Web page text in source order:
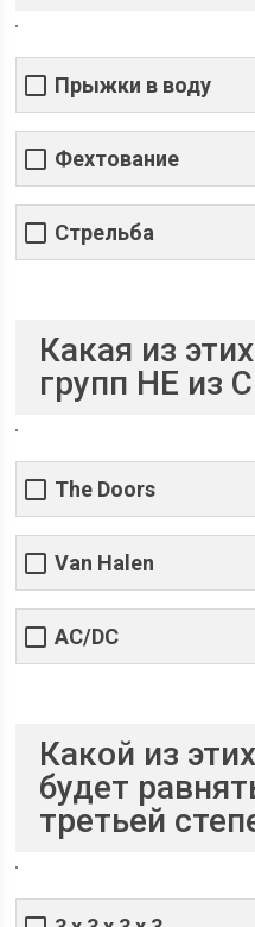
Прыжки в воду
Фехтование
Стрельба
Какая из
групп НЕ из
The Doors
Van Halen
AC/DC
Какой из
будет
третьей